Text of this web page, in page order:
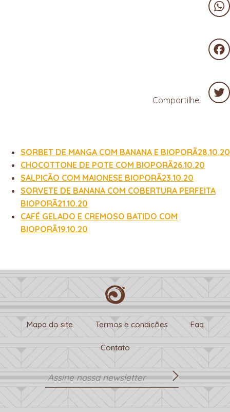
Compartilhe:
SORBET DE MANGA COM BANANA E BIOPORÃ28.10.20
CHOCOTTONE DE POTE COM BIOPORÃ26.10.20
SALPICÃO COM MAIONESE BIOPORÃ23.10.20
SORVETE DE BANANA COM COBERTURA PERFEITA
BIOPORÃ21.10.20
CAFÉ GELADO E CREMOSO BATIDO COM
BIOPORÃ19.10.20
Mapa do site Termos e condições Faq
Contato